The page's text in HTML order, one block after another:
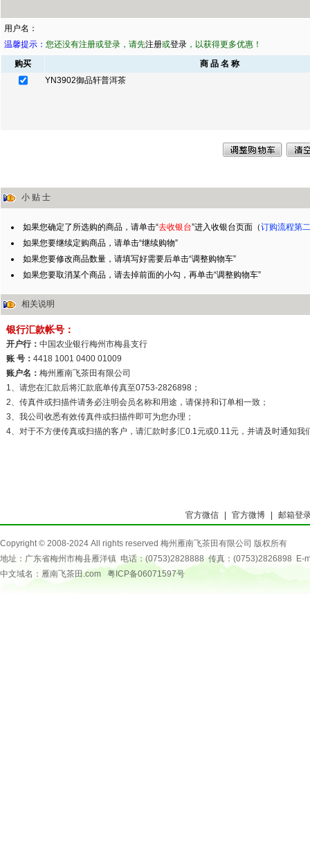
用户名：
温馨提示： 您还没有注册或登录，请先注册或登录 ，以获得更多优惠！
购买
商 品 名 称
YN3902御品轩普洱茶
小 贴 士
如果您确定了所选购的商品，请单击“去收银台”进入收银台页面（订购流程第
如果您要继续定购商品，请单击“继续购物”
如果您要修改商品数量，请填写好需要后单击“调整购物车”
如果您要取消某个商品，请去掉前面的小勾，再单击“调整购物车”
相关说明
官方微信 官方微博 邮箱登
Copyright © 2008-2024 All rights reserved 梅州雁南飞茶田有限公司 版权所有
地址：广东省梅州市梅县雁洋镇 电话：(0753)2828888 传真：(0753)2826898 E-
中文域名：雁南飞茶田.com 粤ICP备06071597号